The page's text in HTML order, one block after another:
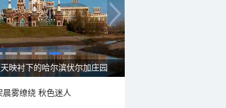
映衬下的哈尔滨伏尔加庄园
晨雾缭绕 秋色迷人